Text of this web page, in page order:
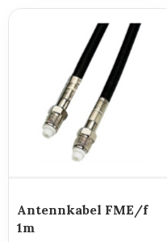
Antennkabel FME/f
1m